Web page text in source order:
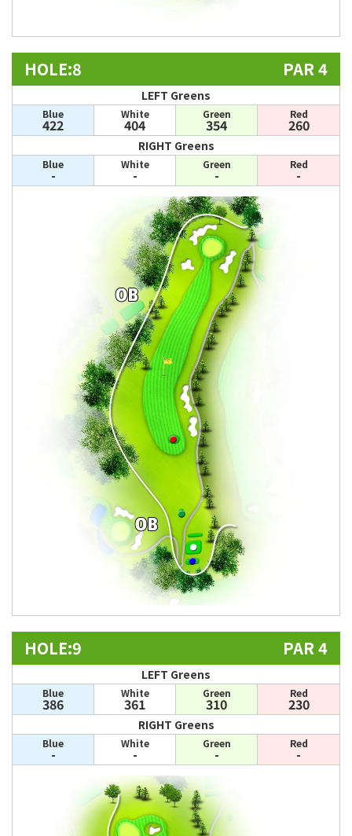
HOLE:8 PAR 4
LEFT Greens
Blue
422
White
404
Green
354
Red
260
RIGHT Greens
Blue
-
White
-
Green
-
Red
-
HOLE:9 PAR 4
LEFT Greens
Blue
386
White
361
Green
310
Red
230
RIGHT Greens
Blue
-
White
-
Green
-
Red
-